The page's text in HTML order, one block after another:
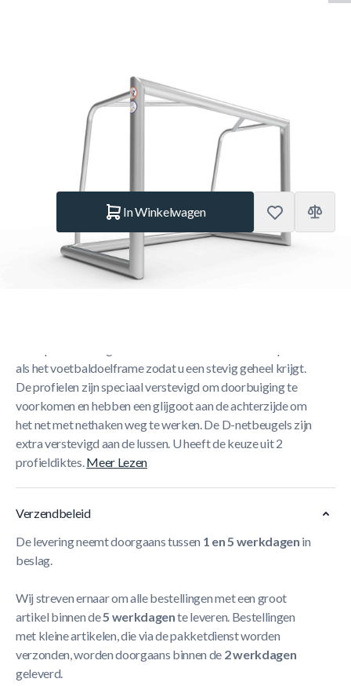
Trainingsdoel 1262 (1,20 x 0,85 x
0,48 / 0,65)
ALUS.TR1262
In Winkelwagen
als het voetbaldoelframe zodat u een stevig geheel krijgt.
De profielen zijn speciaal verstevigd om doorbuiging te
voorkomen en hebben een glijgoot aan de achterzijde om
het net met nethaken weg te werken. De D-netbeugels zijn
extra verstevigd aan de lussen. U heeft de keuze uit 2
profieldiktes.Meer Lezen
Verzendbeleid
De levering neemt doorgaans tussen 1 en 5 werkdagen in
beslag.
Wij streven ernaar om alle bestellingen met een groot
artikel binnen de5 werkdagente leveren. Bestellingen
met kleine artikelen, die via de pakketdienst worden
verzonden, worden doorgaans binnen de 2 werkdagen
geleverd.